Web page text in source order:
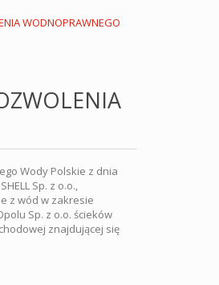
WODNOPRAWNEGO
Wody Polskie z dnia
Sp. z o.o.,
z wód w zakresie
Sp. z o.o. ścieków
znajdującej się